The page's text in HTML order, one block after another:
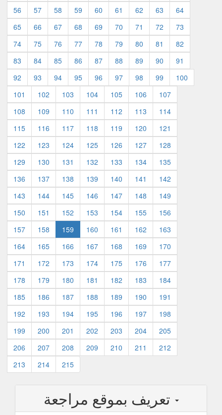
56
57 58 59 60 61 62 63
64
65
66 67 68 69 70 71 72
73
74
75 76 77 78 79 80 81
82
83
84 85 86 87 88 89 90
91
92
93 94 95 96 97 98 99
100
101
102 103 104 105 106
107
108
109 110 111 112 113
114
115
116 117 118 119 120
121
122
123 124 125 126 127
128
129
130 131 132 133 134
135
136
137 138 139 140 141
142
143
144 145 146 147 148
149
150
151 152 153 154 155
156
157
158 159 160 161 162
163
164
165 166 167 168 169
170
171
172 173 174 175 176
177
178
179 180 181 182 183
184
185
186 187 188 189 190
191
192
193 194 195 196 197
198
199
200 201 202 203 204
205
206
207 208 209 210 211
212
213
214 215
تعريف بموقع مراجعة